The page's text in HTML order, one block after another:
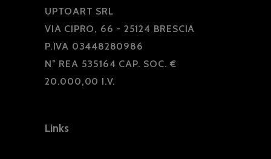
UPTOART SRL
VIA CIPRO, 66 - 25124 BRESCIA
P.IVA 03448280986
N° REA 535164 CAP. SOC. €
20.000,00 I.V.
Links